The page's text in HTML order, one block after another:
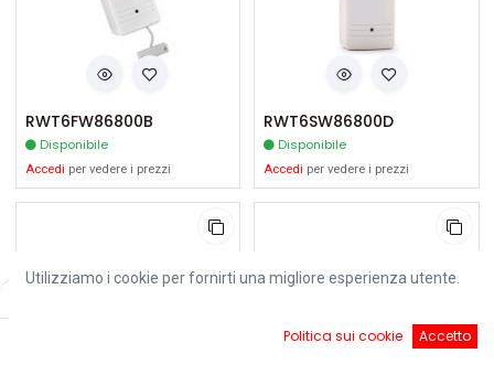
RWT6FW86800B
Disponibile
Accedi per vedere i prezzi
RWT6SW86800D
Disponibile
Accedi per vedere i prezzi
Utilizziamo i cookie per fornirti una migliore esperienza utente.
Politica sui cookie Accetto